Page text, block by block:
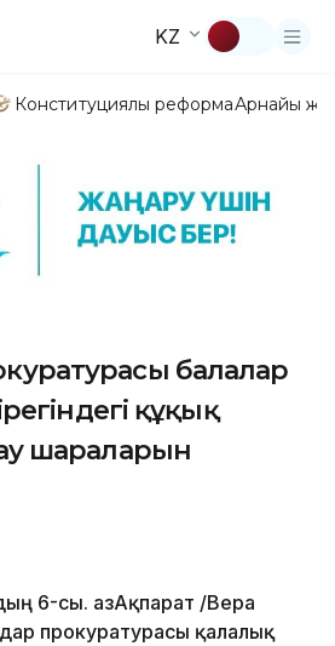
KZ
Конституциялық реформаАрнайы
балалар
құқық
шараларын
6-сы. ҚазАқпарат /Вера
прокуратурасы қалалық